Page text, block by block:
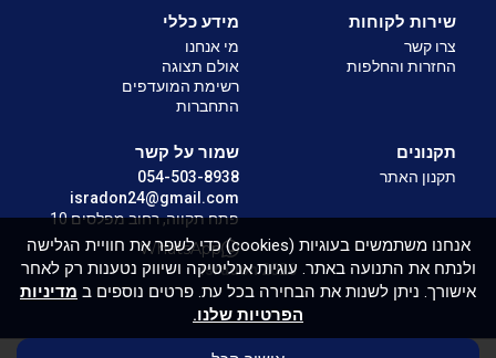
שירות לקוחות
צרו קשר
החזרות והחלפות
מידע כללי
מי אנחנו
אולם תצוגה
רשימת המועדפים
התחברות
תקנונים
תקנון האתר
שמור על קשר
054-503-8938
isradon24@gmail.com
פתח תקווה, רחוב מפלסים 10
WhatsApp
Isradon 2026
אנחנו משתמשים בעוגיות (cookies) כדי לשפר את חוויית הגלישה
ולנתח את התנועה באתר. עוגיות אנליטיקה ושיווק נטענות רק לאחר
אישורך. ניתן לשנות את הבחירה בכל עת. פרטים נוספים ב מדיניות
הפרטיות שלנו.